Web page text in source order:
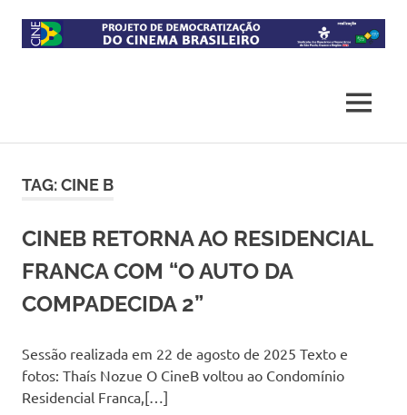
content
brasileiro
MENU
TAG:CINE B
CINEB RETORNA AO RESIDENCIAL
FRANCA COM “O AUTO DA
COMPADECIDA 2”
Sessão realizada em 22 de agosto de 2025 Texto e
fotos: Thaís Nozue O CineB voltou ao Condomínio
Residencial Franca,[…]